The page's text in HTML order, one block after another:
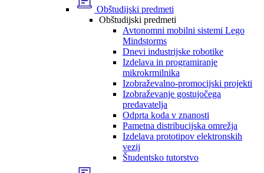
Obštudijski predmeti
Obštudijski predmeti
Avtonomni mobilni sistemi Lego
Mindstorms
Dnevi industrijske robotike
Izdelava in programiranje
mikrokrmilnika
Izobraževalno-promocijski projekti
Izobraževanje gostujočega
predavatelja
Odprta koda v znanosti
Pametna distribucijska omrežja
Izdelava prototipov elektronskih
vezij
Študentsko tutorstvo